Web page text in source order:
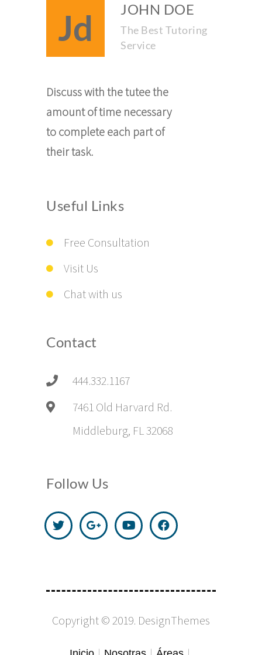
Jd JOHN DOE
The Best Tutoring
Service
Discuss with the tutee the
amount of time necessary
to complete each part of
their task.
Useful Links
Free Consultation
Visit Us
Chat with us
Contact
444.332.1167
7461 Old Harvard Rd.
Middleburg, FL 32068
Follow Us
Copyright © 2019. DesignThemes